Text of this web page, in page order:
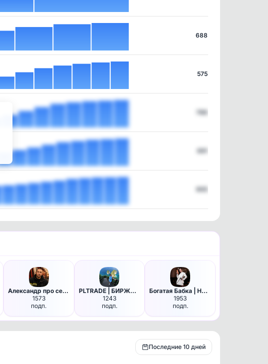
688
575
788
691
905
Александр про семейные финансы
1573
подп.
PLTRADE | БИРЖА ОКСАНЫ | План…
1243
подп.
Богатая Бабка | Наталья Краса…
1953
подп.
Последние 10 дней